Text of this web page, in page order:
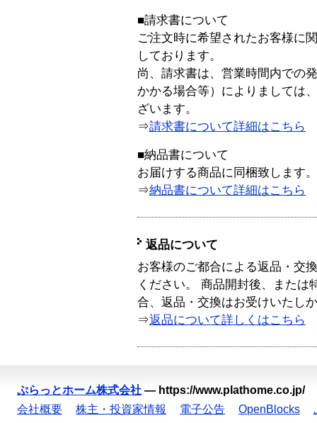
■請求書について
ご注文時に希望されたお客様に
しております。
尚、請求書は、営業時間内での
かかる場合等）によりましては
ざいます。
⇒請求書について詳細はこちら
■納品書について
お届けする商品に同梱致します。
⇒納品書について詳細はこちら
返品について
お客様のご都合による返品・交
ください。 商品開封後、または
合、返品・交換はお受けいたし
⇒返品について詳しくはこちら
ぷらっとホーム株式会社 — https://www.plathome.co.jp/
会社概要
株主・投資家情報 電子公告 OpenBlocks